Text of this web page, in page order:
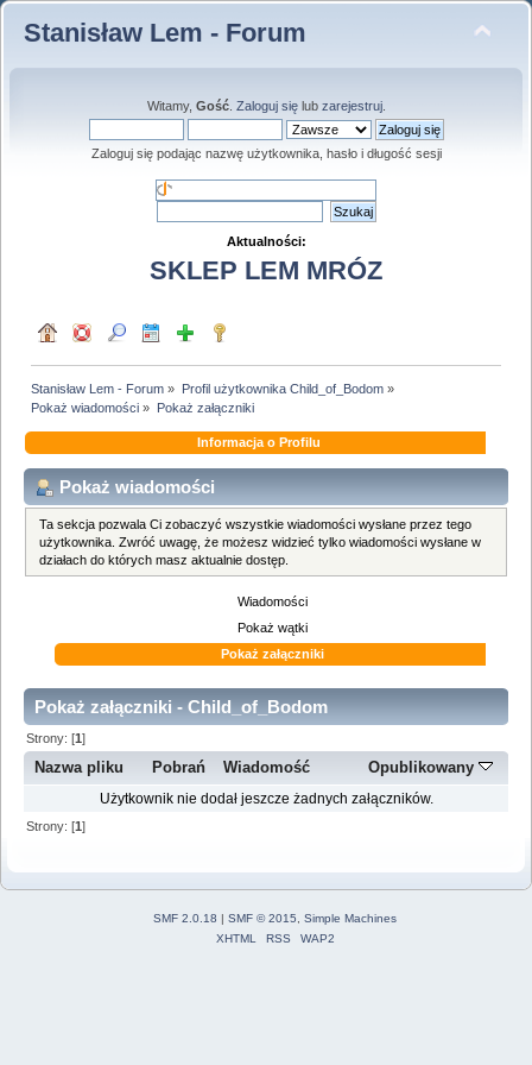
Stanisław Lem - Forum
Witamy, Gość. Zaloguj sięlub zarejestruj.
Zaloguj się podając nazwę użytkownika, hasło i długość sesji
Aktualności:
SKLEP LEM MRÓZ
Stanisław Lem - Forum » Profil użytkownika Child_of_Bodom»
Pokaż wiadomości » Pokaż załączniki
Informacja o Profilu
Pokaż wiadomości
Ta sekcja pozwala Ci zobaczyć wszystkie wiadomości wysłane przez tego
użytkownika. Zwróć uwagę, że możesz widzieć tylko wiadomości wysłane w
działach do których masz aktualnie dostęp.
Wiadomości
Pokaż wątki
Pokaż załączniki
Pokaż załączniki - Child_of_Bodom
Strony: [1]
Nazwa pliku Pobrań Wiadomość Opublikowany
Użytkownik nie dodał jeszcze żadnych załączników.
Strony: [1]
SMF 2.0.18 | SMF © 2015
Simple Machines
XHTML
RSS WAP2